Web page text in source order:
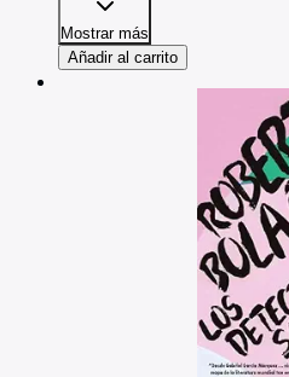
Mostrar más
Añadir al carrito